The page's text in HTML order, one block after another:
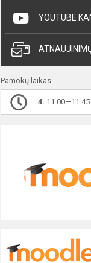
YOUTUBE
Pamokų laikas
4. 11.00—11.45